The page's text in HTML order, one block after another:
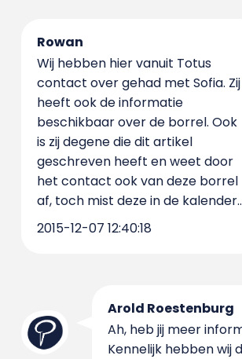
Rowan
Wij hebben hier vanuit Totus
contact over gehad met Sofia. Zij
heeft ook de informatie
beschikbaar over de borrel. Ook
is zij degene die dit artikel
geschreven heeft en weet door
het contact ook van deze borrel
af, toch mist deze in de kalender..
2015-12-07 12:40:18
Arold Roestenburg
Ah, heb jij meer
Kennelijk hebben wij